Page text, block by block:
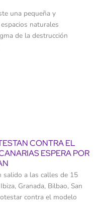
una pequeña y
naturales
de la destrucción
CONTRA EL
ESPERA POR
salido a las calles de 15
Granada, Bilbao, San
contra el modelo